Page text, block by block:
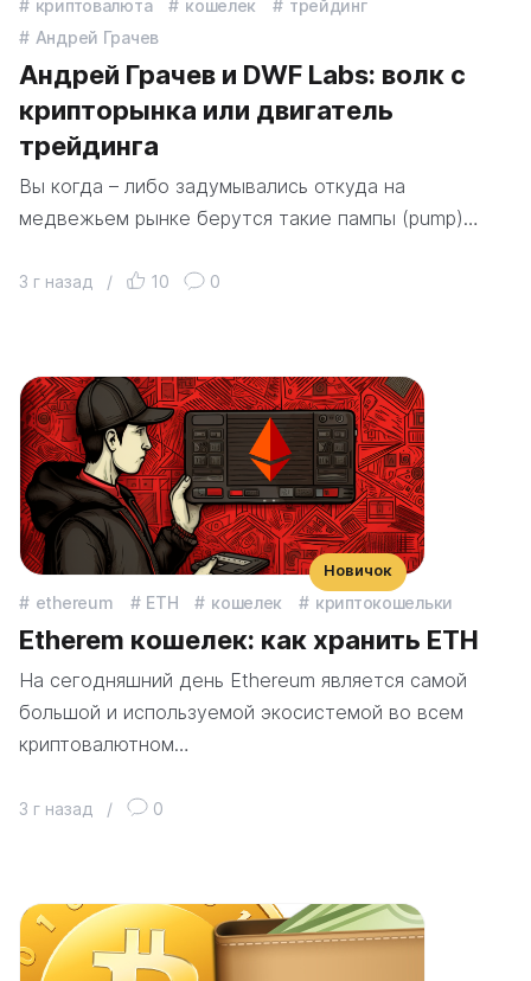
криптовалюта кошелек
трейдинг
Андрей Грачев
Андрей Грачев и DWF Labs: волк с
крипторынка или двигатель
трейдинга
Вы когда – либо задумывались откуда на
медвежьем рынке берутся такие пампы (pump)…
3 г назад / 10 0
ethereum ETH кошелек криптокошельки
Etherem кошелек: как хранить ETH
На сегодняшний день Ethereum является самой
большой и используемой экосистемой во всем
криптовалютном…
3 г назад / 0
Новичок